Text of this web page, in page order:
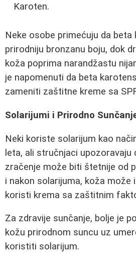
Karoten.
Neke osobe primećuju da beta
prirodniju bronzanu boju, dok
koža poprima narandžastu
je napomenuti da beta
zameniti zaštitne kreme sa
Solarijumi i Prirodno
Neki koriste solarijum kao
leta, ali stručnjaci upozoravaju
zračenje može biti štetnije od
i nakon solarijuma, koža može
koristi krema sa zaštitnim
Za zdravije sunčanje, bolje je
kožu prirodnom suncu uz
koristiti solarijum.